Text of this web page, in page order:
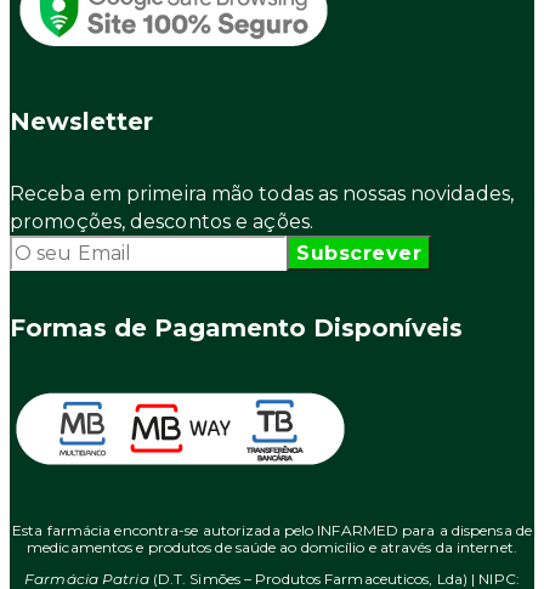
Newsletter
Receba em primeira mão todas as nossas novidades,
promoções, descontos e ações.
Formas de Pagamento Disponíveis
Esta farmácia encontra-se autorizada pelo INFARMED para a dispensa de
medicamentos e produtos de saúde ao domicílio e através da internet.
Farmácia Patria(D.T. Simões – Produtos Farmaceuticos, Lda) | NIPC: